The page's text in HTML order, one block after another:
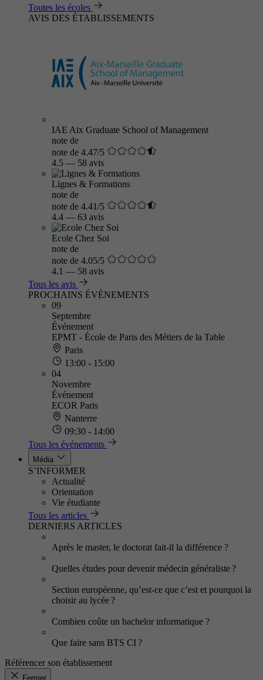
Toutes les écoles
AVIS DES ÉTABLISSEMENTS
IAE Aix Graduate School of Management
note de
note de 4.47/5
4.5 — 58 avis
Lignes & Formations
note de
note de 4.41/5
4.4 — 63 avis
Ecole Chez Soi
note de
note de 4.05/5
4.1 — 58 avis
Tous les avis
PROCHAINS ÉVÈNEMENTS
09
Septembre
Événement
EPMT - École de Paris des Métiers de la Table
Paris
13:00 - 15:00
04
Novembre
Événement
ECOR Paris
Nanterre
09:30 - 14:00
Tous les événements
Média
S’INFORMER
Actualité
Orientation
Vie étudiante
Tous les articles
DERNIERS ARTICLES
Après le master, le doctorat fait-il la différence ?
Quelles études pour devenir médecin généraliste ?
Section européenne, qu’est-ce que c’est et pourquoi la
choisir au lycée ?
Combien coûte un bachelor informatique ?
Que faire sans BTS CI ?
Référencer son établissement
Fermer